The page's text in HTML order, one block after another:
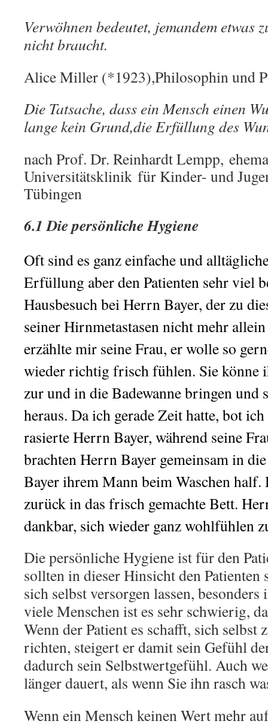
Verwöhnen bedeutet, jemandem etwas
nicht braucht.
Alice Miller (*1923),Philosophin und
Die Tatsache, dass ein Mensch einen
lange kein Grund,die Erfüllung des
nach Prof. Dr. Reinhardt Lempp,
Universitätsklinik für Kinder- und
Tübingen
6.1 Die persönliche Hygiene
Oft sind es ganz einfache und
Erfüllung aber den Patienten sehr viel
Hausbesuch bei Herrn Bayer, der zu
seiner Hirnmetastasen nicht mehr
erzählte mir seine Frau, er wolle so
wieder richtig frisch fühlen. Sie könne
zur und in die Badewanne bringen und
heraus. Da ich gerade Zeit hatte, bot
rasierte Herrn Bayer, während seine
brachten Herrn Bayer gemeinsam in
Bayer ihrem Mann beim Waschen
zurück in das frisch gemachte Bett.
dankbar, sich wieder ganz wohlfühlen
Die persönliche Hygiene ist für den
sollten in dieser Hinsicht den Patienten
sich selbst versorgen lassen,
viele Menschen ist es sehr schwierig,
Wenn der Patient es schafft, sich selbst
richten, steigert er damit sein Gefühl
dadurch sein Selbstwertgefühl. Auch
länger dauert, als wenn Sie ihn rasch
Wenn ein Mensch keinen Wert mehr